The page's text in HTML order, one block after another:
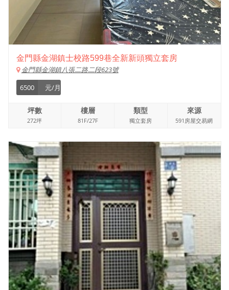
金門縣金湖鎮士校路599巷全新新頭獨立套房
金門縣金湖鎮八張二路二段623號
6500
元/月
坪數
272坪
樓層
81F/27F
類型
獨立套房
來源
591房屋交易網